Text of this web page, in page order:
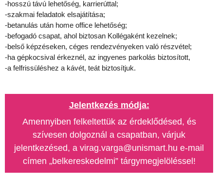
-hosszú távú lehetőség, karrierúttal;
-szakmai feladatok elsajátítása;
-betanulás után home office lehetőség;
-befogadó csapat, ahol biztosan Kollégaként kezelnek;
-belső képzéseken, céges rendezvényeken való részvétel;
-ha gépkocsival érkeznél, az ingyenes parkolás biztosított,
-a felfrissüléshez a kávét, teát biztosítjuk.
Jelentkezés módja:
Amennyiben felkeltettük az érdeklődésed, és
szívesen dolgoznál a csapatban, várjuk
jelentkezésed, a virag.varga@unismart.hu e-mail
címen „belkereskedelmi” tárgymegjelöléssel!